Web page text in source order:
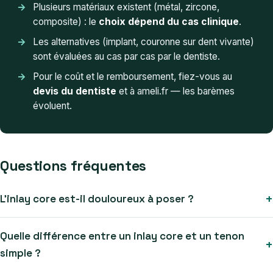
Plusieurs matériaux existent (métal, zircone,
composite) : le choix dépend du cas clinique.
Les alternatives (implant, couronne sur dent vivante)
sont évaluées au cas par cas par le dentiste.
Pour le coût et le remboursement, fiez-vous au
devis du dentiste et à ameli.fr — les barèmes
évoluent.
Questions fréquentes
L’inlay core est-il douloureux à poser ?
Quelle différence entre un inlay core et un tenon
simple ?